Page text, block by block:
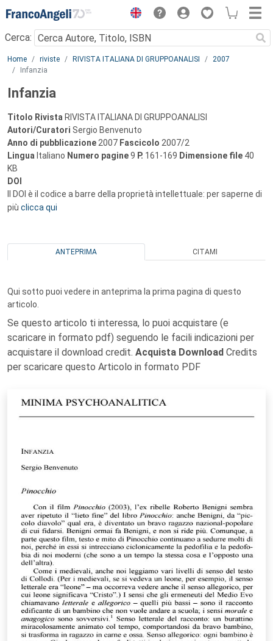
Menu
Cerca:
Main content
Home riviste RIVISTA ITALIANA DI GRUPPOANALISI
2007
Infanzia
Infanzia
Titolo Rivista RIVISTA ITALIANA DI GRUPPOANALISI
Autori/Curatori Sergio Benvenuto
Anno di pubblicazione 2007 Fascicolo 2007/2
Lingua Italiano Numero pagine9 P. 161-169 Dimensione file 40
KB
DOI
Il DOI è il codice a barre della proprietà intellettuale: per saperne di
più clicca qui
ANTEPRIMA CITAMI
Qui sotto puoi vedere in anteprima la prima pagina di questo
articolo.
Se questo articolo ti interessa, lo puoi acquistare (e
scaricare in formato pdf) seguendo le facili indicazioni per
acquistare il download credit. Acquista Download Credits
per scaricare questo Articolo in formato PDF